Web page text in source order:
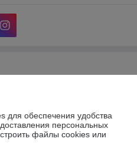
обеспечения удобства
персональных
файлы cookies или